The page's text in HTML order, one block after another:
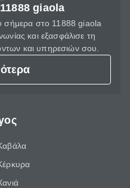
giaola
σήμερα στο 11888 giaola
και εξασφάλισε τη
και υπηρεσιών σου.